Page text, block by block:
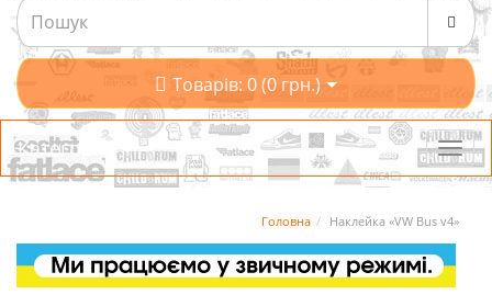
Товарів: 0 (0 грн.)
Категорії
Головна Наклейка «VW Bus v4»